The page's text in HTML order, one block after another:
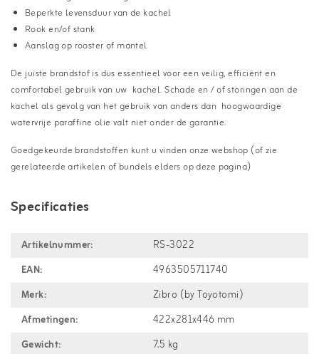
Beperkte levensduur van de kachel
Rook en/of stank
Aanslag op rooster of mantel
De juiste brandstof is dus essentieel voor een veilig, efficiënt en
comfortabel gebruik van uw kachel. Schade en / of storingen aan de
kachel als gevolg van het gebruik van anders dan hoogwaardige
watervrije paraffine olie valt niet onder de garantie.
Goedgekeurde brandstoffen kunt u vinden onze webshop (of zie
gerelateerde artikelen of bundels elders op deze pagina)
Specificaties
Artikelnummer:
RS-3022
EAN:
4963505711740
Merk:
Zibro (by Toyotomi)
Afmetingen:
422x281x446 mm
Gewicht:
7.5 kg